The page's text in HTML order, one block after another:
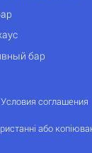
бар
Условия соглашения
або